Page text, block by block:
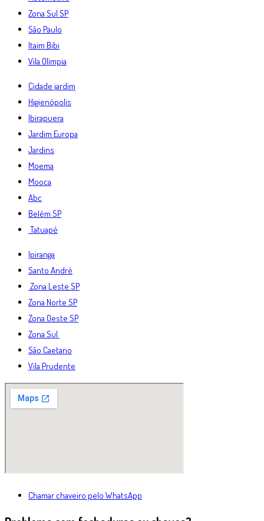
Zona Sul SP
São Paulo
Itaim Bibi
Vila Olímpia
Cidade jardim
Higienópolis
Ibirapuera
Jardim Europa
Jardins
Moema
Mooca
Abc
Belém SP
Tatuapé
Ipiranga
Santo André
Zona Leste SP
Zona Norte SP
Zona Oeste SP
Zona Sul
São Caetano
Vila Prudente
Chamar chaveiro pelo WhatsApp